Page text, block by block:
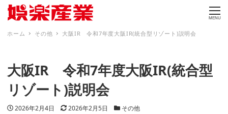
MENU
ホーム その他 大阪IR 令和7年度大阪IR(統合型リゾート)説明会
大阪IR 令和7年度大阪IR(統合型
リゾート)説明会
投稿日
2026年2月4日 更新日
2026年2月5日 カテゴリー
その他